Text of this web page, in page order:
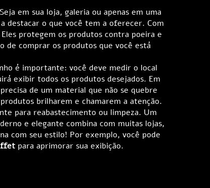
em sua loja, galeria ou apenas em uma
destacar o que você tem a oferecer. Com
protegem os produtos contra poeira e
de comprar os produtos que você está
é importante: você deve medir o local
exibir todos os produtos desejados. Em
de um material que não se quebre
brilharem e chamarem a atenção.
para reabastecimento ou limpeza. Um
e elegante combina com muitas lojas,
com seu estilo! Por exemplo, você pode
para aprimorar sua exibição.